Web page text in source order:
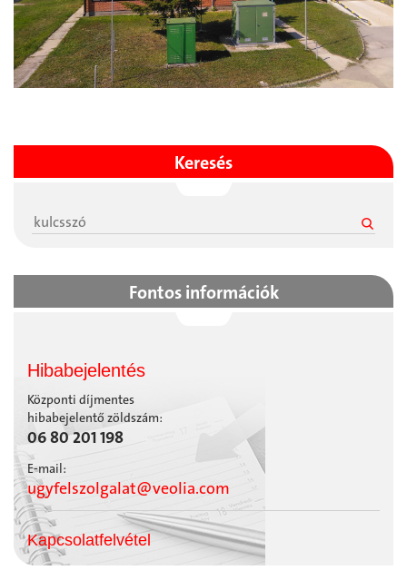
Keresés
Fontos információk
Hibabejelentés
Központi díjmentes
hibabejelentő zöldszám:
06 80 201 198
E-mail:
ugyfelszolgalat@veolia.com
Kapcsolatfelvétel